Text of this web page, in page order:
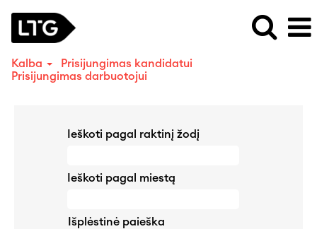
Kalba
Prisijungimas kandidatui
Prisijungimas darbuotojui
Ieškoti pagal raktinį žodį
Ieškoti pagal miestą
Išplėstinė paieška